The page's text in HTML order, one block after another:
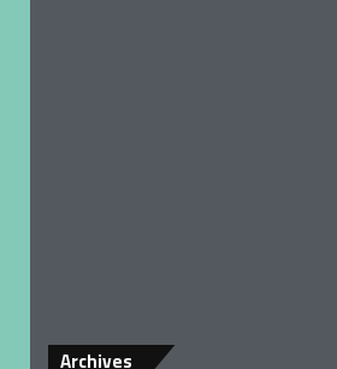
Archives